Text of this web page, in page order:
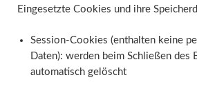
Eingesetzte Cookies und ihre
Session-Cookies (enthalten keine
Daten): werden beim Schließen des
automatisch gelöscht